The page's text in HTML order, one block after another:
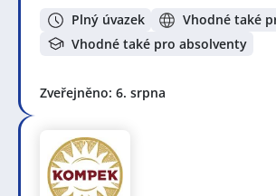
Plný úvazek
Vhodné také
Vhodné také pro absolventy
Zveřejněno: 6. srpna